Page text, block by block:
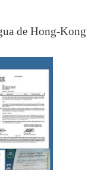
de Hong-Kong